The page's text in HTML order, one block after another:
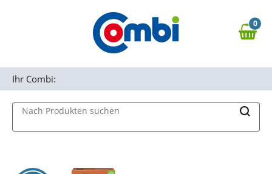
Zur Navigation springen
0,00 €
0
Nach Produkten suchen
Ihr Combi: